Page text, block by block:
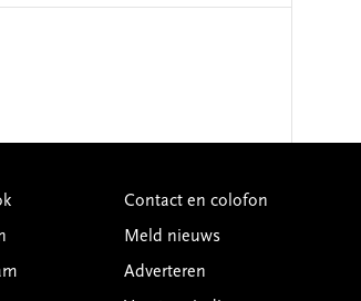
Contact en colofon
Meld nieuws
Adverteren